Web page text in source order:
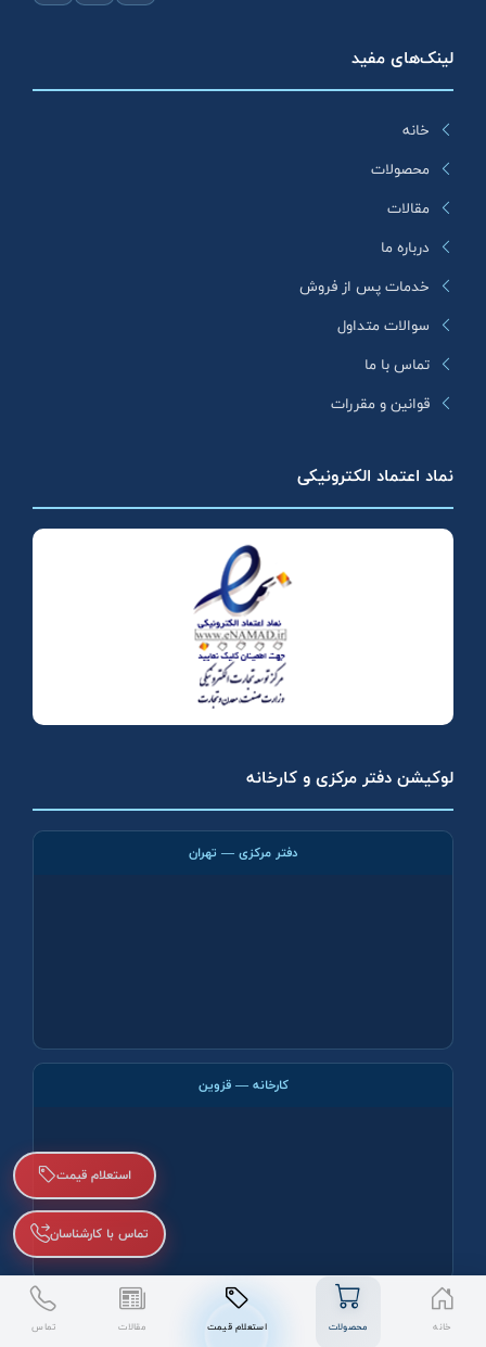
لینک‌های مفید
خانه
محصولات
مقالات
درباره ما
خدمات پس از فروش
سوالات متداول
تماس با ما
قوانین و مقررات
نماد اعتماد الکترونیکی
لوکیشن دفتر مرکزی و کارخانه
دفتر مرکزی — تهران
کارخانه — قزوین
تماس با کارشناسان
استعلام قیمت
خانه محصولات استعلام قیمت مقالات تماس